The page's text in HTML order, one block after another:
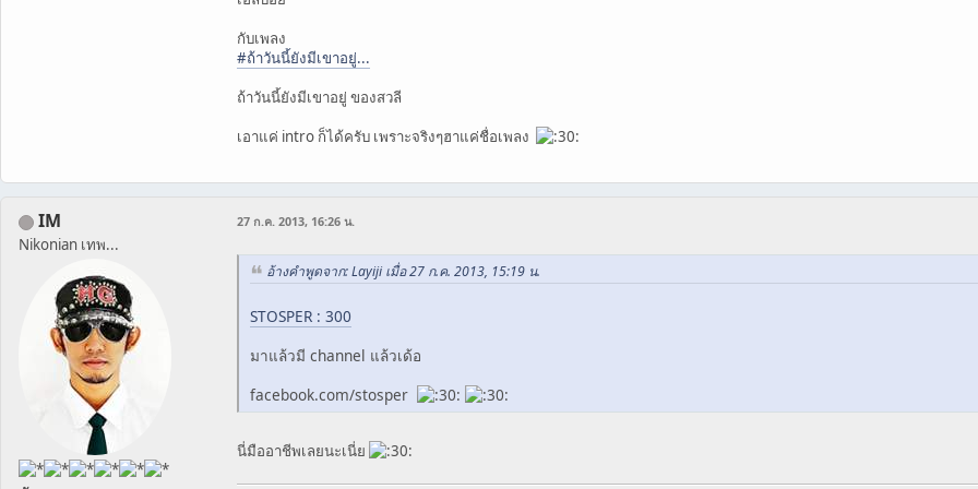
กับเพลง
#ถ้าวันนี้ยังมีเขาอยู่...
ถ้าวันนี้ยังมีเขาอยู่ ของสวลี
เอาแค่ intro ก็ได้ครับ เพราะจริงๆฮาแค่ชื่อเพลง
IM
Nikonian เทพ...
27 ก.ค. 2013, 16:26 น.
อ้างคำพูดจาก: Layiji เมื่อ 27 ก.ค. 2013, 15:19 น.
STOSPER : 300
มาแล้วมี channel แล้วเด้อ
facebook.com/stosper
นี่มืออาชีพเลยนะเนี่ย